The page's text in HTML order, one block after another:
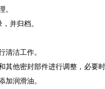
。
并归档。
清洁工作。
其他密封部件进行调整，必要
加润滑油。